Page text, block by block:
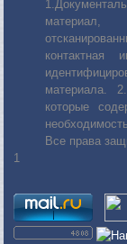
материал,
контактная
материала.
которые
Все права
1